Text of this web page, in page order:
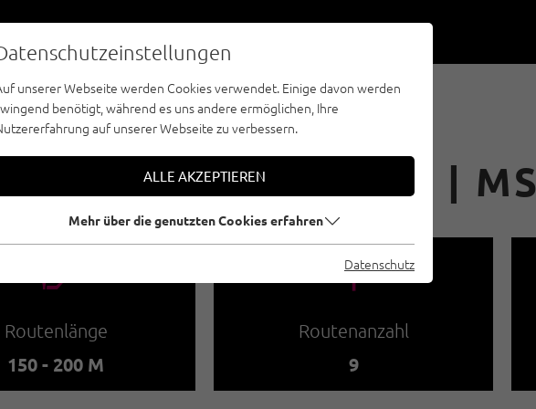
| NÖSSLACH | MS
🔹
Routenlänge
150 - 200 M
🍫
Routenanzahl
9
unserer Webseite werden Cookies verwendet. Einige davon werden
benötigt, während es uns andere ermöglichen, Ihre
auf unserer Webseite zu verbessern.
ALLE AKZEPTIEREN
Mehr über die genutzten Cookies erfahren
Datenschutz